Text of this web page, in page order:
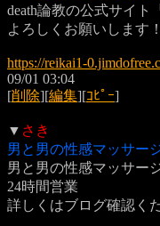
death論教の公式サイト
よろしくお願いします
https://reikai1-
09/01 03:04
[削除][編集][ｺﾋﾟｰ]
▼ さき
男と男の性感マッサー
男と男の性感マッサー
24時間営業
詳しくはブログ確認く